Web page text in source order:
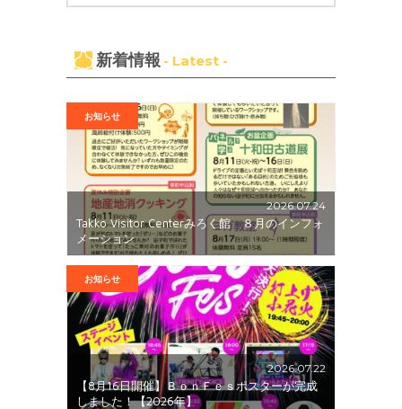
新着情報 - Latest -
お知らせ
2026.07.24
Takko Visitor Centerみろく館 ８月のインフォ
メーション
お知らせ
2026.07.22
【8月16日開催】ＢｏｎＦｅｓポスターが完成
しました！【2026年】